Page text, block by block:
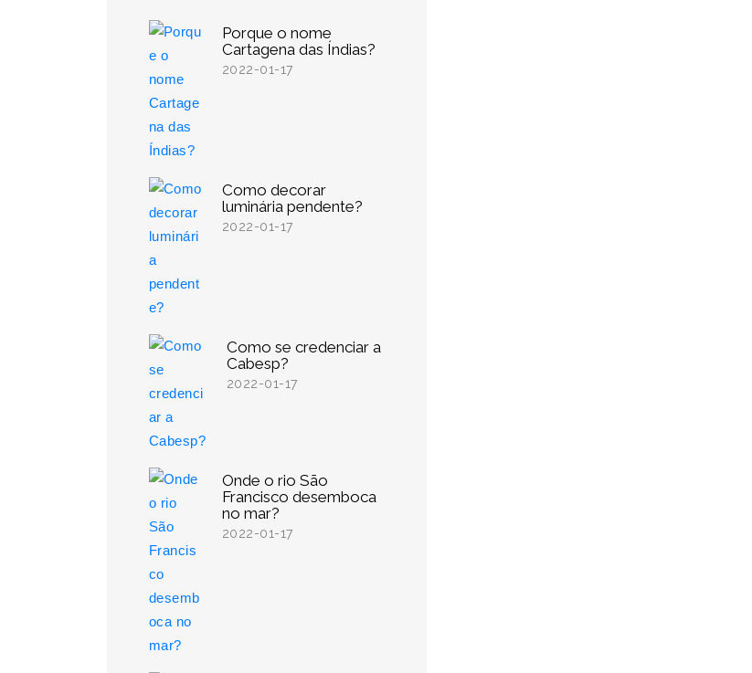
Porque o nome
Cartagena das Índias?
2022-01-17
Como decorar
luminária pendente?
2022-01-17
Como se credenciar a
Cabesp?
2022-01-17
Onde o rio São
Francisco desemboca
no mar?
2022-01-17